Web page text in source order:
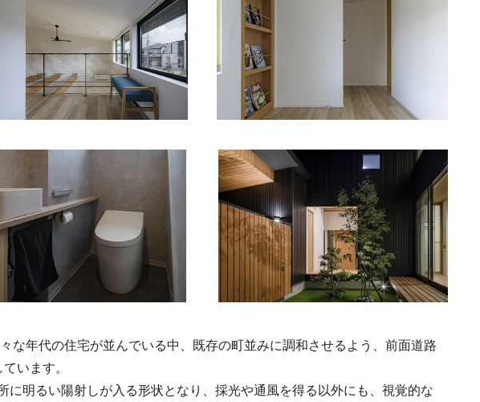
な年代の住宅が並んでいる中、既存の町並みに調和させるよう、前面道路
います。
明るい陽射しが入る形状となり、採光や通風を得る以外にも、視覚的な